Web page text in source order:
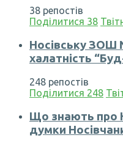
38 репостів
Поділитися 38
Носівську ЗОШ
халатність
248 репостів
Поділитися 248
Що знають про
думки